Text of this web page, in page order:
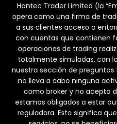
Hantec Trader Limited (la
opera como una firma de
a sus clientes acceso a
con cuentas que contienen
operaciones de trading
totalmente simuladas, con
nuestra sección de
no lleva a cabo ninguna
como broker y no acepta
estamos obligados a estar
reguladora. Esto significa